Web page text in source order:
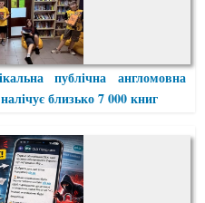
публічна англомовна
близько 7 000 книг